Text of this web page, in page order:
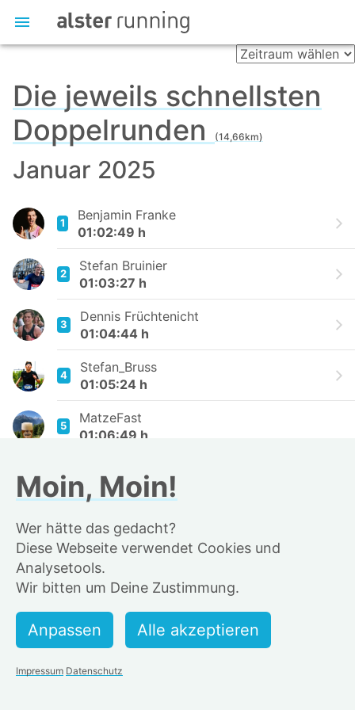
Die jeweils schnellsten
Doppelrunden
(14,66km)
Januar 2025
1
Benjamin Franke
01:02:49 h
2
Stefan Bruinier
01:03:27 h
3
Dennis Früchtenicht
01:04:44 h
4
Stefan_Bruss
01:05:24 h
5
MatzeFast
01:06:49 h
6
01:07:17 h
7
Robinho
01:07:28 h
8
Oliver Studt
01:07:29 h
9
Georg Ostmn
01:07:47 h
10
Levi Marten Fast
Moin, Moin!
Wer hätte das gedacht?
Diese Webseite verwendet Cookies und
Analysetools.
Wir bitten um Deine Zustimmung.
Impressum Datenschutz